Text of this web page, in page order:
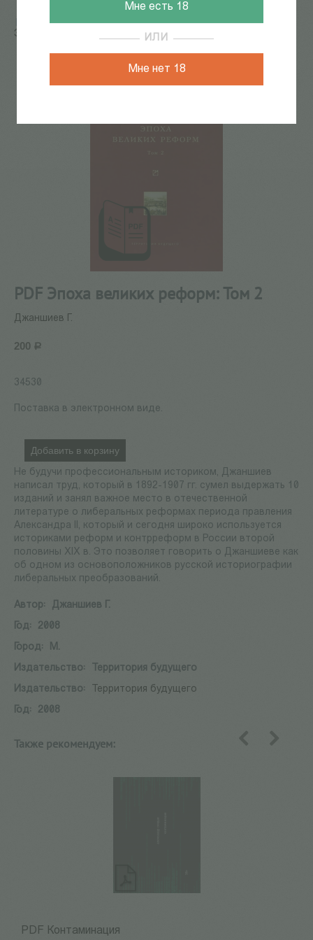
Мне есть 18
ИЛИ
Мне нет 18
Главная / КАТАЛОГ КНИГ / электронные книги / PDF
Эпоха великих реформ: Том 2
84 из 87
PDF Эпоха великих реформ: Том 2
Джаншиев Г.
200 Р
34530
Поставка в электронном виде.
Добавить в корзину
Не будучи профессиональным историком, Джаншиев
написал труд, который в 1892-1907 гг. сумел выдержать 10
изданий и занял важное место в отечественной
литературе о либеральных реформах периода правления
Александра II, который и сегодня широко используется
историками реформ и контрреформ в России второй
половины XIX в. Это позволяет говорить о Джаншиеве как
об одном из основоположников русской историографии
либеральных преобразований.
Автор:
Джаншиев Г.
Год:
2008
Город:
М.
Издательство:
Территория будущего
Издательство:
Территория будущего
Год:
2008
Также рекомендуем:
PDF Контаминация